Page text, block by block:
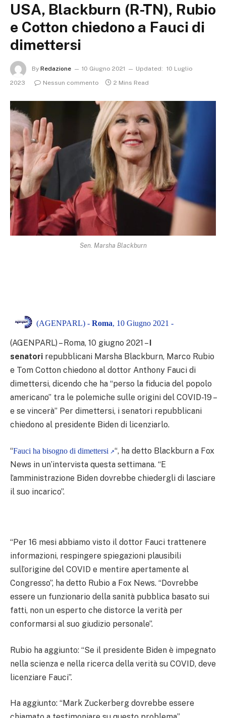
USA, Blackburn (R-TN), Rubio
e Cotton chiedono a Fauci di
dimettersi
By Redazione 10 Giugno 2021 Updated: 10 Luglio
2023
Nessun commento 2 Mins Read
Sen. Marsha Blackburn
(AGENPARL) - Roma, 10 Giugno 2021 -
(AGENPARL) – Roma, 10 giugno 2021 –
senatori repubblicani Marsha Blackburn, Marco Rubio
e Tom Cotton chiedono al dottor Anthony Fauci di
dimettersi, dicendo che ha “perso la fiducia del popolo
americano” tra le polemiche sulle origini del COVID-19 –
e se vincerà” Per dimettersi, i senatori repubblicani
chiedono al presidente Biden di licenziarlo.
“Fauci ha bisogno di dimettersi
“, ha detto Blackburn a Fox
News in un’intervista questa settimana. “E
l’amministrazione Biden dovrebbe chiedergli di lasciare
il suo incarico”.
“Per 16 mesi abbiamo visto il dottor Fauci trattenere
informazioni, respingere spiegazioni plausibili
sull’origine del COVID e mentire apertamente al
Congresso”, ha detto Rubio a Fox News. “Dovrebbe
essere un funzionario della sanità pubblica basato sui
fatti, non un esperto che distorce la verità per
conformarsi al suo giudizio personale”.
Rubio ha aggiunto: “Se il presidente Biden è impegnato
nella scienza e nella ricerca della verità su COVID, deve
licenziare Fauci”.
Ha aggiunto: “Mark Zuckerberg dovrebbe essere